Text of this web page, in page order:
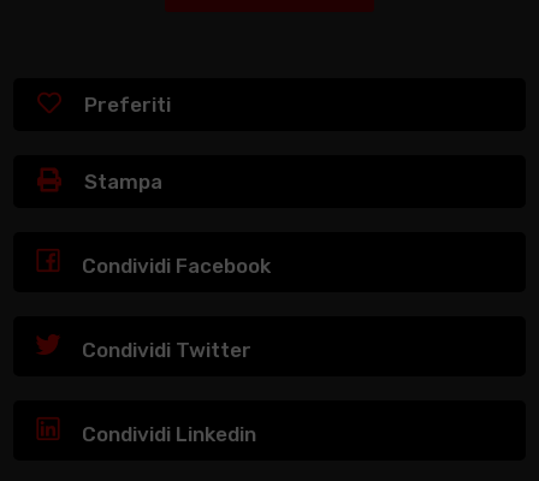
Preferiti
Stampa
Condividi Facebook
Condividi Twitter
Condividi Linkedin